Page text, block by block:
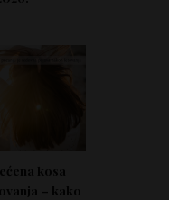
kosa
– kako